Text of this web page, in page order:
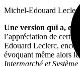
Michel-Edouard
Une version qui a, en
l’appréciation de
Edouard Leclerc,
évoquant même alors le
Intermarché et